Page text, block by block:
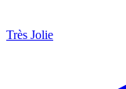
Très Jolie